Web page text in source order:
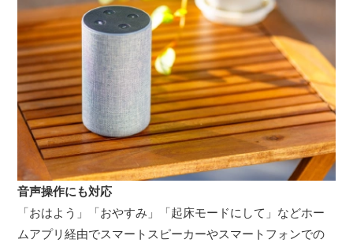
音声操作にも対応
「おはよう」「おやすみ」「起床モードにして」などホー
ムアプリ経由でスマートスピーカーやスマートフォンでの